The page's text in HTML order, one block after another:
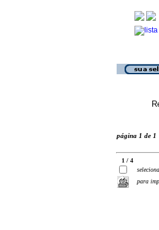
página 1 de 1
1 / 4
seleciona
para